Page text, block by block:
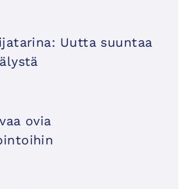
Uutta suuntaa
ovia